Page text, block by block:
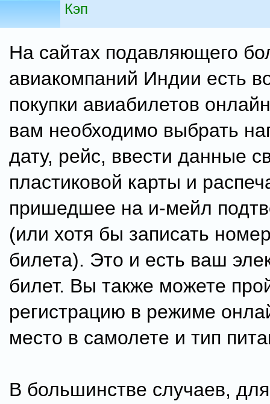
Кэп
На сайтах подавляющего
авиакомпаний Индии есть
покупки авиабилетов
вам необходимо выбрать
дату, рейс, ввести данные
пластиковой карты и
пришедшее на и-мейл
(или хотя бы записать
билета). Это и есть ваш
билет. Вы также можете
регистрацию в режиме
место в самолете и тип
В большинстве случаев, для